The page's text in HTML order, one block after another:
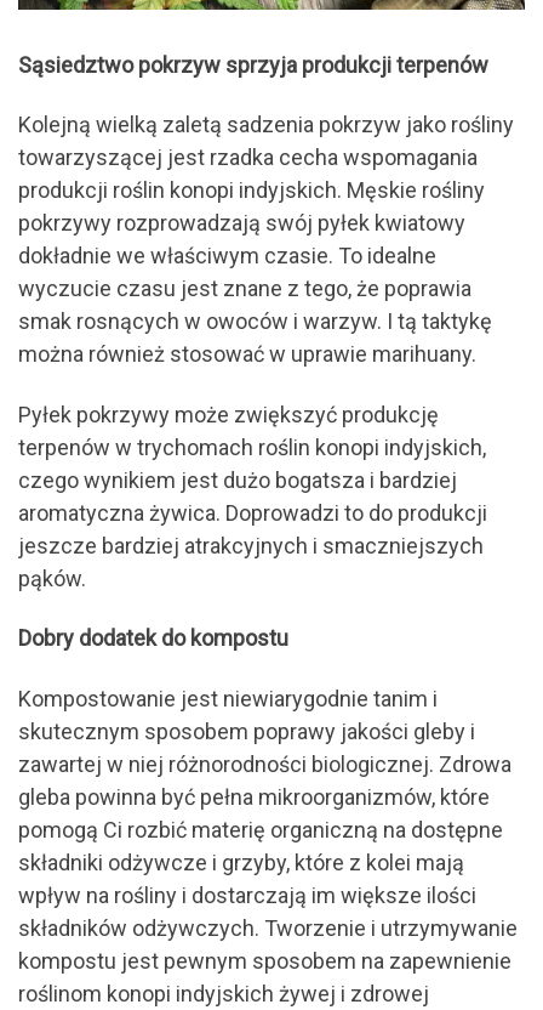
Sąsiedztwo pokrzyw sprzyja produkcji terpenów
Kolejną wielką zaletą sadzenia pokrzyw jako rośliny
towarzyszącej jest rzadka cecha wspomagania
produkcji roślin konopi indyjskich. Męskie rośliny
pokrzywy rozprowadzają swój pyłek kwiatowy
dokładnie we właściwym czasie. To idealne
wyczucie czasu jest znane z tego, że poprawia
smak rosnących w owoców i warzyw. I tą taktykę
można również stosować w uprawie marihuany.
Pyłek pokrzywy może zwiększyć produkcję
terpenów w trychomach roślin konopi indyjskich,
czego wynikiem jest dużo bogatsza i bardziej
aromatyczna żywica. Doprowadzi to do produkcji
jeszcze bardziej atrakcyjnych i smaczniejszych
pąków.
Dobry dodatek do kompostu
Kompostowanie jest niewiarygodnie tanim i
skutecznym sposobem poprawy jakości gleby i
zawartej w niej różnorodności biologicznej. Zdrowa
gleba powinna być pełna mikroorganizmów, które
pomogą Ci rozbić materię organiczną na dostępne
składniki odżywcze i grzyby, które z kolei mają
wpływ na rośliny i dostarczają im większe ilości
składników odżywczych. Tworzenie i utrzymywanie
kompostu jest pewnym sposobem na zapewnienie
roślinom konopi indyjskich żywej i zdrowej